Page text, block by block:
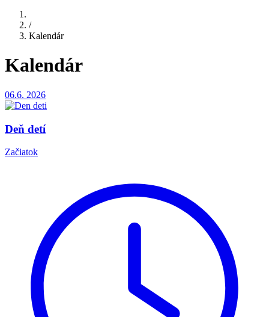
/
Kalendár
Kalendár
06.6. 2026
Deň detí
Začiatok